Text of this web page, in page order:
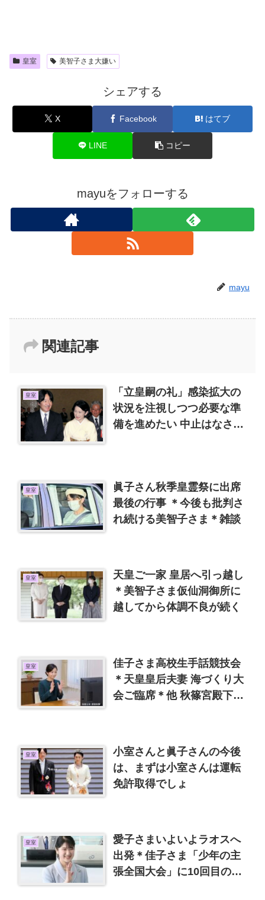
皇室 美智子さま大嫌い
シェアする
X Facebook はてブ
LINE コピー
mayuをフォローする
mayu
関連記事
皇室
「立皇嗣の礼」感染拡大の
状況を注視しつつ必要な準
備を進めたい 中止はなさそ
皇室
眞子さん秋季皇霊祭に出席
最後の行事 ＊今後も批判さ
れ続ける美智子さま＊雑談
皇室
天皇ご一家 皇居へ引っ越し
＊美智子さま仮仙洞御所に
越してから体調不良が続く
皇室
佳子さま高校生手話競技会
＊天皇皇后夫妻 海づくり大
会ご臨席＊他 秋篠宮殿下は
皇室
小室さんと眞子さんの今後
は、まずは小室さんは運転
免許取得でしょ
皇室
愛子さまいよいよラオスへ
出発＊佳子さま「少年の主
張全国大会」に10回目の出